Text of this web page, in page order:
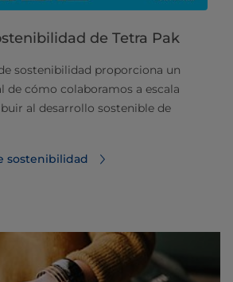
de Tetra Pak
sostenibilidad proporciona un
de cómo colaboramos a escala
al desarrollo sostenible de
sostenibilidad